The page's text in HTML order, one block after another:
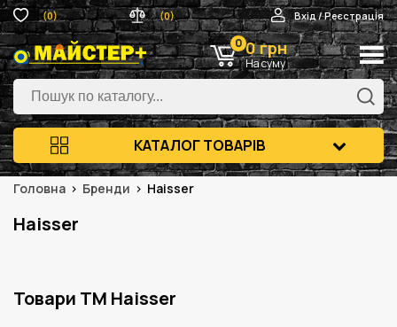
(0) (0) Вхід / Реєстрація
0 0 грн
На суму
КАТАЛОГ ТОВАРІВ
Головна Бренди Haisser
Haisser
Товари ТМ Haisser